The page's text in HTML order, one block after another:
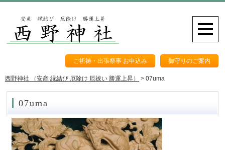
ご祈祷・出張祭事 お申込み 御守りのご案内
西野神社 （安産 縁結び 厄除け 厄祓い 勝運上昇） > 07uma
07uma